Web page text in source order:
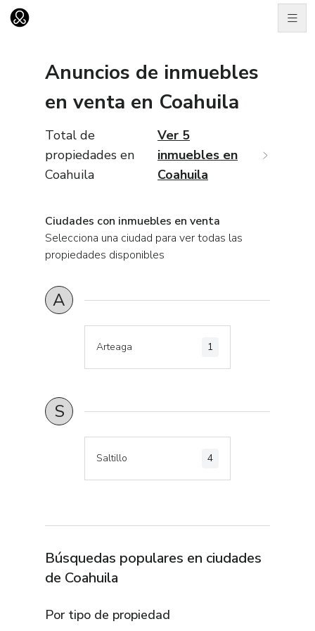
Ir al home
Anuncios de inmuebles
en venta en Coahuila
Total de
propiedades en
Coahuila
Ver 5
inmuebles en
Coahuila
Ciudades con inmuebles en venta
Selecciona una ciudad para ver todas las
propiedades disponibles
A
Arteaga 1
S
Saltillo 4
Búsquedas populares en ciudades
de Coahuila
Por tipo de propiedad